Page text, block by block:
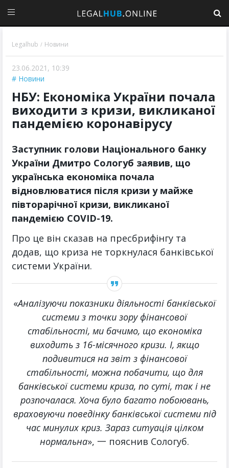
Legalhub / Новини
23.06.2021, 10:39
Новини
НБУ: Економіка України почала
виходити з кризи, викликаної
пандемією коронавірусу
Заступник голови Національного банку
України Дмитро Сологуб заявив, що
українська економіка почала
відновлюватися після кризи у майже
півторарічної кризи, викликаної
пандемією COVID-19.
Про це він сказав на пресбрифінгу та
додав, що криза не торкнулася банківської
системи України.
«Аналізуючи показники діяльності банківської
системи з точки зору фінансової
стабільності, ми бачимо, що економіка
виходить з 16-місячного кризи. І, якщо
подивитися на звіт з фінансової
стабільності, можна побачити, що для
банківської системи криза, по суті, так і не
розпочалася. Хоча було багато побоювань,
враховуючи поведінку банківської системи під
час минулих криз. Зараз ситуація цілком
нормальна», 一 пояснив Сологуб.